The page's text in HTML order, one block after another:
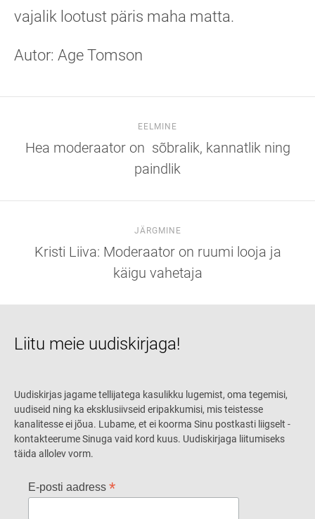
vajalik lootust päris maha matta.
Autor: Age Tomson
EELMINE
Hea moderaator on sõbralik, kannatlik ning
paindlik
JÄRGMINE
Kristi Liiva: Moderaator on ruumi looja ja
käigu vahetaja
Liitu meie uudiskirjaga!
Uudiskirjas jagame tellijatega kasulikku lugemist, oma tegemisi,
uudiseid ning ka eksklusiivseid eripakkumisi, mis teistesse
kanalitesse ei jõua. Lubame, et ei koorma Sinu postkasti liigselt -
kontakteerume Sinuga vaid kord kuus. Uudiskirjaga liitumiseks
täida allolev vorm.
E-posti aadress *